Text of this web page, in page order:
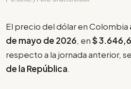
El precio del dólar en Colombia
de mayo de 2026, en$
respecto a la jornada anterior,
de la República.